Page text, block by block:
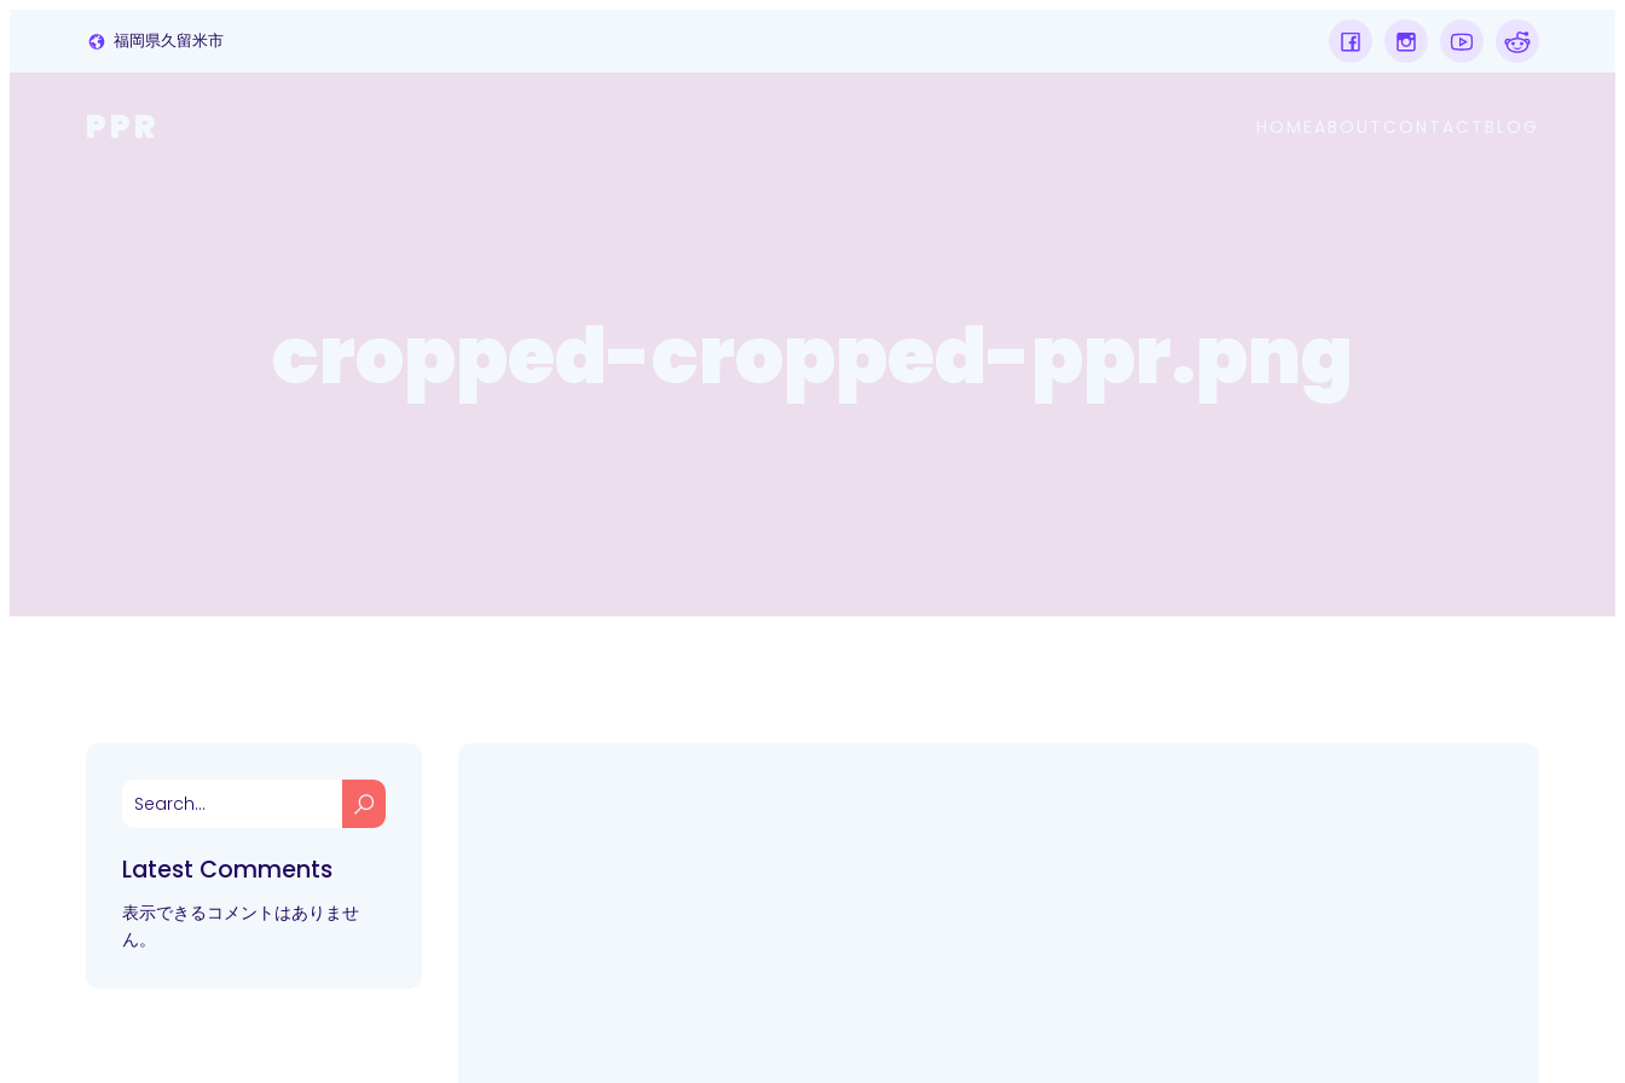
福岡県久留米市
PPR HOME ABOUT CONTACT BLOG
cropped-cropped-ppr.png
Latest Comments
表示できるコメントはありませ
ん。